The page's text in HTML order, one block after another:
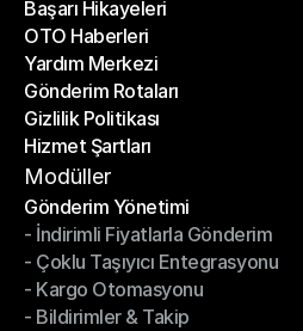
Son Bloglar
Başarı Hikayeleri
Başarı Hikayeleri
OTO Haberleri
OTO Haberleri
Yardım Merkezi
Yardım Merkezi
Gönderim Rotaları
Gönderim Rotaları
Gizlilik Politikası
Gizlilik Politikası
Hizmet Şartları
Hizmet Şartları
Modüller
Gönderim Yönetimi
Gönderim Yönetimi
- İndirimli Fiyatlarla Gönderim
- İndirimli Fiyatlarla Gönderim
- Çoklu Taşıyıcı Entegrasyonu
- Çoklu Taşıyıcı Entegrasyonu
- Kargo Otomasyonu
- Kargo Otomasyonu
- Bildirimler & Takip